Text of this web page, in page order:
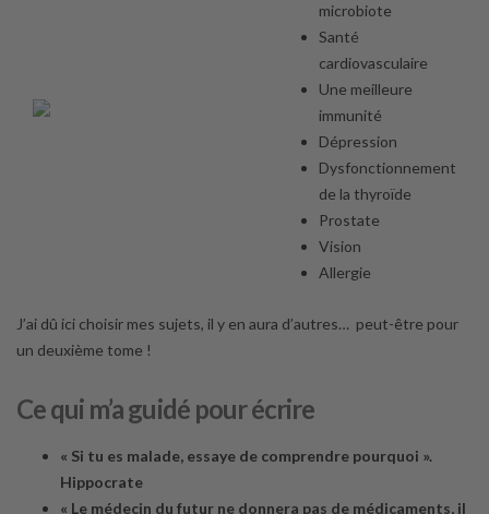
microbiote
Santé
cardiovasculaire
Une meilleure
immunité
Dépression
Dysfonctionnement
de la thyroïde
Prostate
Vision
Allergie
J’ai dû ici choisir mes sujets, il y en aura d’autres… peut-être pour
un deuxième tome !
Ce qui m’a guidé pour écrire
« Si tu es malade, essaye de comprendre pourquoi ».
Hippocrate
« Le médecin du futur ne donnera pas de médicaments, il